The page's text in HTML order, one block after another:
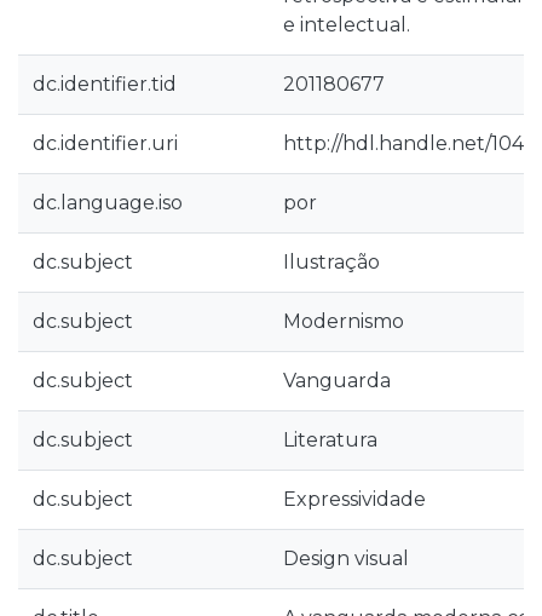
e intelectual.
dc.identifier.tid 201180677
dc.identifier.uri http://hdl.handle.net/
dc.language.iso por
dc.subject Ilustração
dc.subject Modernismo
dc.subject Vanguarda
dc.subject Literatura
dc.subject Expressividade
dc.subject Design visual